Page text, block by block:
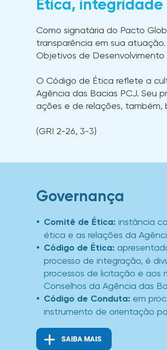
Ética,
Como signatária do Pacto
transparência em sua
Objetivos de Desenvolvimento
O Código de Ética reflete a
Agência das Bacias PCJ. Seu
ações e de relações, também,
(GRI 2-26, 3-3)
Governança
Comitê de Ética: instância
ética e as relações da
Código de Ética:
processo de integração, é
processos de licitação e aos
Conselhos da Agência das
Código de Conduta: em
instrumento de orientação
SAIBA MAIS